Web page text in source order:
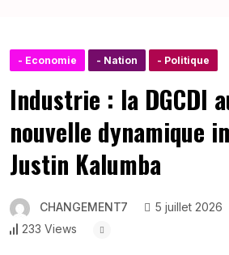
- Economie - Nation - Politique
Industrie : la DGCDI
nouvelle dynamique
Justin Kalumba
CHANGEMENT7 5 juillet 2026
233 Views